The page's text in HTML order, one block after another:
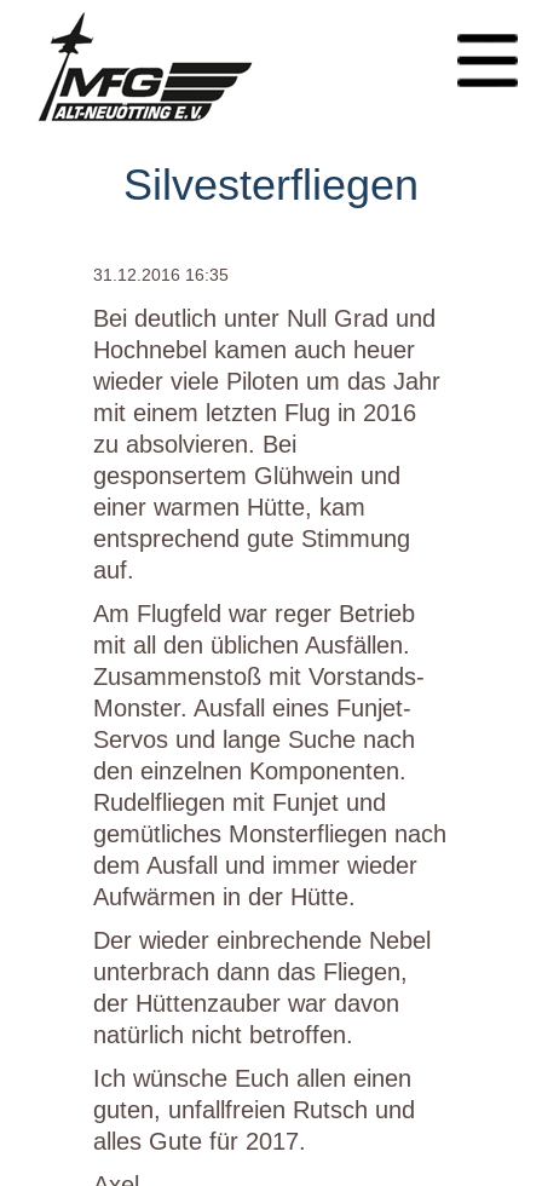
Silvesterfliegen
31.12.2016 16:35
Bei deutlich unter Null Grad und
Hochnebel kamen auch heuer
wieder viele Piloten um das Jahr
mit einem letzten Flug in 2016
zu absolvieren. Bei
gesponsertem Glühwein und
einer warmen Hütte, kam
entsprechend gute Stimmung
auf.
Am Flugfeld war reger Betrieb
mit all den üblichen Ausfällen.
Zusammenstoß mit Vorstands-
Monster. Ausfall eines Funjet-
Servos und lange Suche nach
den einzelnen Komponenten.
Rudelfliegen mit Funjet und
gemütliches Monsterfliegen nach
dem Ausfall und immer wieder
Aufwärmen in der Hütte.
Der wieder einbrechende Nebel
unterbrach dann das Fliegen,
der Hüttenzauber war davon
natürlich nicht betroffen.
Ich wünsche Euch allen einen
guten, unfallfreien Rutsch und
alles Gute für 2017.